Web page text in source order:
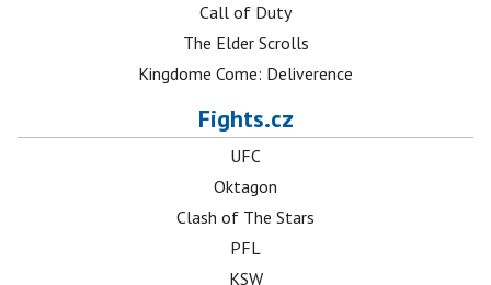
Call of Duty
The Elder Scrolls
Kingdome Come: Deliverence
Fights.cz
UFC
Oktagon
Clash of The Stars
PFL
KSW